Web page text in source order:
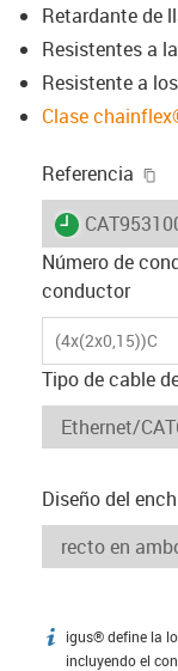
Retardante de
Resistentes a
Resistente a
Clase
Referencia
igus-icon-
Número de
conductor
(4x(2x0,15))C
Tipo de cable
Diseño del
igus-icon-info
igus® define la
incluyendo el